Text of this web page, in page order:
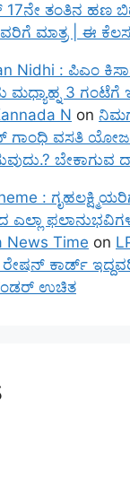
17ನೇ ತಂತಿನ ಹಣ
ಮಾತ್ರ | ಈ
Nidhi : ಪಿಎಂ
3 ಗಂಟೆಗೆ
N on
ಗಾಂಧಿ ವಸತಿ
ಬೇಕಾಗುವ
:
ಎಲ್ಲಾ
News Time on
ಕಾರ್ಡ್
ಉಚಿತ